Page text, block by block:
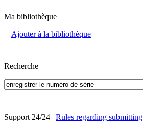
Ma bibliothèque
+ Ajouter à la bibliothèque
Recherche
Support 24/24 | Rules regarding submitting